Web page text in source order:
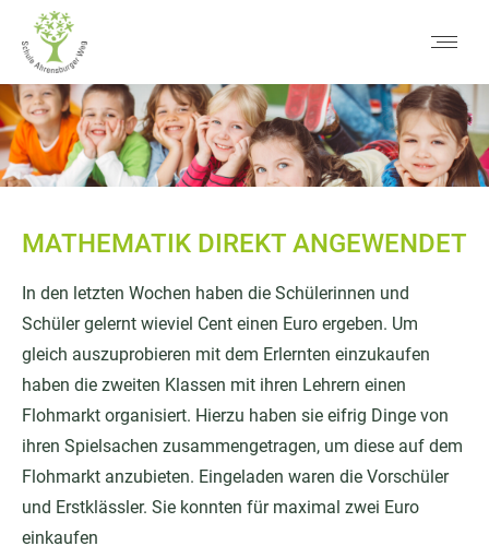
MATHEMATIK DIREKT ANGEWENDET
In den letzten Wochen haben die Schülerinnen und
Schüler gelernt wieviel Cent einen Euro ergeben. Um
gleich auszuprobieren mit dem Erlernten einzukaufen
haben die zweiten Klassen mit ihren Lehrern einen
Flohmarkt organisiert. Hierzu haben sie eifrig Dinge von
ihren Spielsachen zusammengetragen, um diese auf dem
Flohmarkt anzubieten. Eingeladen waren die Vorschüler
und Erstklässler. Sie konnten für maximal zwei Euro
einkaufen